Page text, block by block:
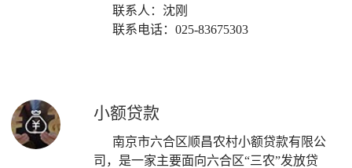
联系人：沈刚
联系电话：025-83675303
小额贷款
南京市六合区顺昌农村小额贷款有限公
司，是一家主要面向六合区“三农”发放贷